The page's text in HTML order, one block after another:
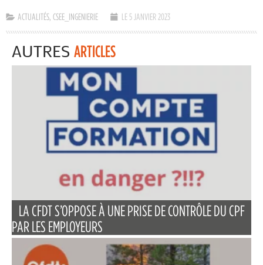
ACTUALITÉS CSEE_INGENIERIE LE 5 JANVIER 2023
AUTRES ARTICLES
LA CFDT S’OPPOSE À UNE PRISE DE CONTRÔLE DU CPF
PAR LES EMPLOYEURS